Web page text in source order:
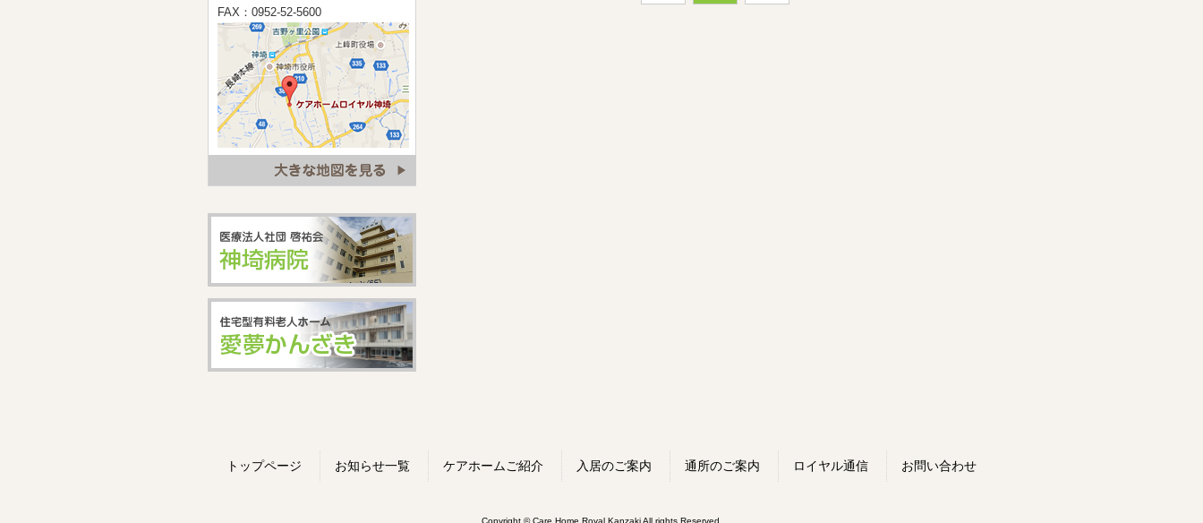
FAX：0952-52-5600
トップページ お知らせ一覧 ケアホームご紹介 入居のご案内 通所のご案内 ロイヤル通信 お問い合わせ
Copyright © Care Home Royal Kanzaki All rights Reserved.